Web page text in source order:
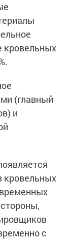
кровельных
(главный
и
кровельных
с